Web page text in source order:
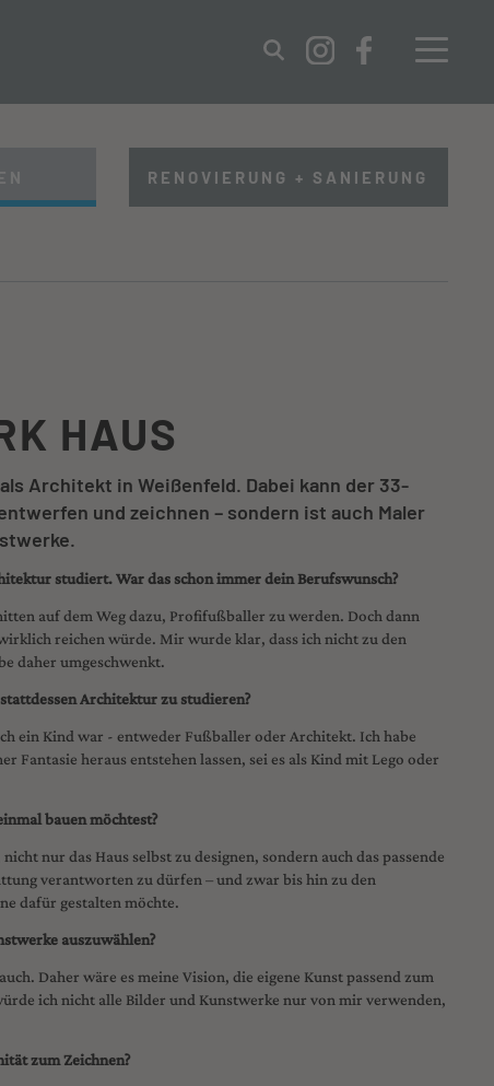
DATENSCHUTZ
RENOVIERUNG + SANIERUNG
HAUS
Architekt in Weißenfeld. Dabei kann der 33-
und zeichnen – sondern ist auch Maler
studiert. War das schon immer dein Berufswunsch?
auf dem Weg dazu, Profifußballer zu werden. Doch dann
reichen würde. Mir wurde klar, dass ich nicht zu den
daher umgeschwenkt.
Architektur zu studieren?
ein Kind war - entweder Fußballer oder Architekt. Ich habe
Fantasie heraus entstehen lassen, sei es als Kind mit Lego oder
bauen möchtest?
nur das Haus selbst zu designen, sondern auch das passende
verantworten zu dürfen – und zwar bis hin zu den
dafür gestalten möchte.
auszuwählen?
Daher wäre es meine Vision, die eigene Kunst passend zum
ich nicht alle Bilder und Kunstwerke nur von mir verwenden,
zum Zeichnen?